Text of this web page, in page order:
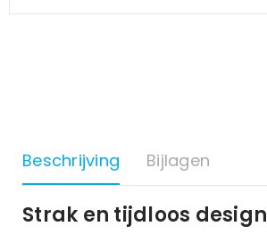
Beschrijving Bijlagen
Strak en tijdloos design